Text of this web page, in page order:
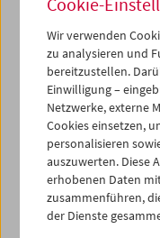
Gedenktag
28. Jänner 2024
Wir verwenden
zu analysieren und
bereitzustellen.
Einwilligung –
Netzwerke, externe
Cookies einsetzen,
personalisieren
auszuwerten. Diese
erhobenen Daten
zusammenführen,
der Dienste